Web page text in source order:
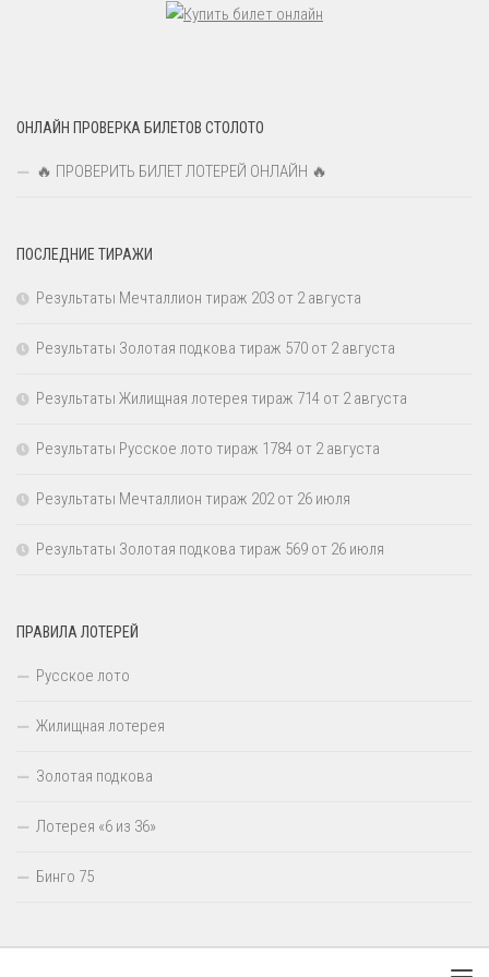
ОНЛАЙН ПРОВЕРКА БИЛЕТОВ СТОЛОТО
🔥 ПРОВЕРИТЬ БИЛЕТ ЛОТЕРЕЙ ОНЛАЙН 🔥
ПОСЛЕДНИЕ ТИРАЖИ
Результаты Мечталлион тираж 203 от 2 августа
Результаты Золотая подкова тираж 570 от 2 августа
Результаты Жилищная лотерея тираж 714 от 2 августа
Результаты Русское лото тираж 1784 от 2 августа
Результаты Мечталлион тираж 202 от 26 июля
Результаты Золотая подкова тираж 569 от 26 июля
ПРАВИЛА ЛОТЕРЕЙ
Русское лото
Жилищная лотерея
Золотая подкова
Лотерея «6 из 36»
Бинго 75